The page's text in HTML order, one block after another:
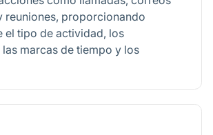
reuniones, proporcionando
el tipo de actividad, los
marcas de tiempo y los